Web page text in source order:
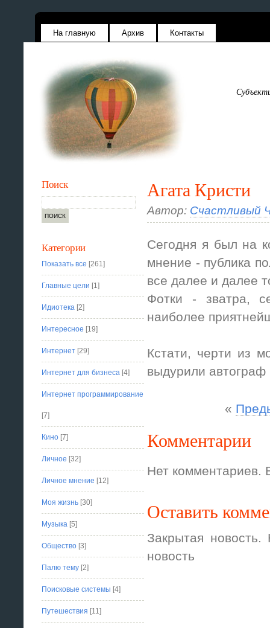
На главную Архив Контакты
Агата Кристи
Автор: Счастливый
Сегодня я был на
мнение - публика
все далее и далее
Фотки - зватра,
наиболее
Кстати, черти из
выдурили
«
Комментарии
Нет
Оставить
Закрытая
новость
Поиск
Категории
Показать все [261]
Главные цели [1]
Идиотека [2]
Интересное [19]
Интернет [29]
Интернет для бизнеса [4]
Интернет программирование
[7]
Кино [7]
Личное [32]
Личное мнение [12]
Моя жизнь [30]
Музыка [5]
Общество [3]
Палю тему [2]
Поисковые системы [4]
Путешествия [11]